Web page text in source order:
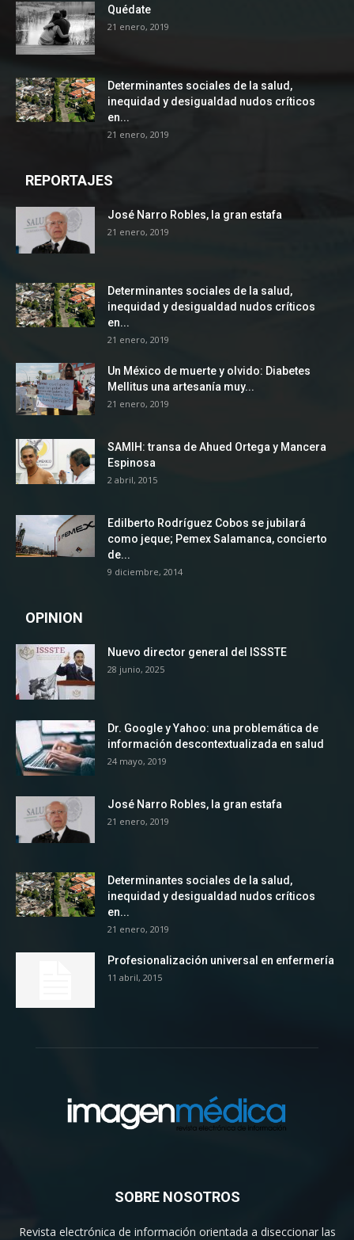
Quédate
21 enero, 2019
Determinantes sociales de la salud,
inequidad y desigualdad nudos críticos
en...
21 enero, 2019
REPORTAJES
José Narro Robles, la gran estafa
21 enero, 2019
Determinantes sociales de la salud,
inequidad y desigualdad nudos críticos
en...
21 enero, 2019
Un México de muerte y olvido: Diabetes
Mellitus una artesanía muy...
21 enero, 2019
SAMIH: transa de Ahued Ortega y Mancera
Espinosa
2 abril, 2015
Edilberto Rodríguez Cobos se jubilará
como jeque; Pemex Salamanca, concierto
de...
9 diciembre, 2014
OPINION
Nuevo director general del ISSSTE
28 junio, 2025
Dr. Google y Yahoo: una problemática de
información descontextualizada en salud
24 mayo, 2019
José Narro Robles, la gran estafa
21 enero, 2019
Determinantes sociales de la salud,
inequidad y desigualdad nudos críticos
en...
21 enero, 2019
Profesionalización universal en enfermería
11 abril, 2015
SOBRE NOSOTROS
Revista electrónica de información orientada a diseccionar las